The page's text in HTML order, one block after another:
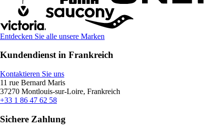
Entdecken Sie alle unsere Marken
Kundendienst in Frankreich
Kontaktieren Sie uns
11 rue Bernard Maris
37270 Montlouis-sur-Loire, Frankreich
+33 1 86 47 62 58
Sichere Zahlung